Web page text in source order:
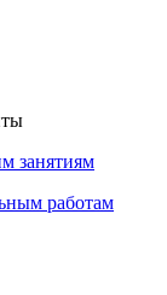
занятиям
работам